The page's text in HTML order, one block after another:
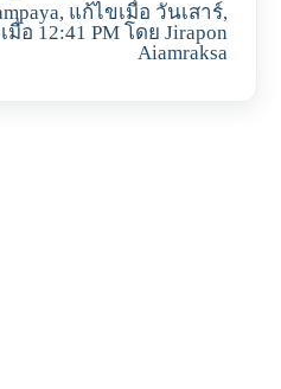
แก้ไขเมื่อ วันเสาร์,
อ 12:41 PM โดย Jirapon
Aiamraksa